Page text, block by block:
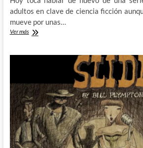
adultos en clave de ciencia ficción
mueve por unas…
Ver másScavengers
a
través
de
un
mundo
imposible